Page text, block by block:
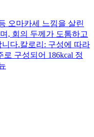
오마카세 느낌을 살린
, 회의 두께가 도톰하고
다.칼로리: 구성에 따라
구성되어 186kcal 정